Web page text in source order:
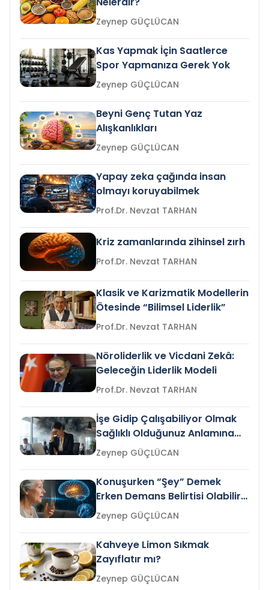
Zeynep GÜÇLÜCAN
Kas Yapmak İçin Saatlerce
Spor Yapmanıza Gerek Yok
Zeynep GÜÇLÜCAN
Beyni Genç Tutan Yaz
Alışkanlıkları
Zeynep GÜÇLÜCAN
Yapay zeka çağında insan
olmayı koruyabilmek
Prof.Dr. Nevzat TARHAN
Kriz zamanlarında zihinsel zırh
Prof.Dr. Nevzat TARHAN
Klasik ve Karizmatik Modellerin
Ötesinde “Bilimsel Liderlik”
Prof.Dr. Nevzat TARHAN
Nöroliderlik ve Vicdani Zekâ:
Geleceğin Liderlik Modeli
Prof.Dr. Nevzat TARHAN
İşe Gidip Çalışabiliyor Olmak
Sağlıklı Olduğunuz Anlamına
Gelir mi?Zeynep GÜÇLÜCAN
Konuşurken “Şey” Demek
Erken Demans Belirtisi Olabilir
mi?
Zeynep GÜÇLÜCAN
Kahveye Limon Sıkmak
Zayıflatır mı?
Zeynep GÜÇLÜCAN